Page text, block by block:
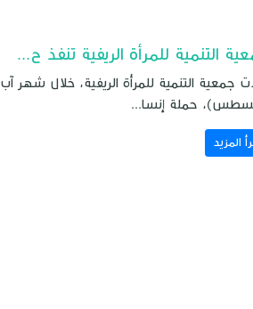
التنمية للمرأة الريفية تنفذ ح...
جمعية التنمية للمرأة الريفية، خلال شهر آب
حملة إنسا...
المزيد